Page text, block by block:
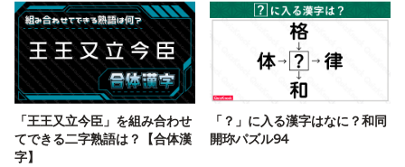
「王王又立今臣」を組み合わせ
てできる二字熟語は？【合体漢
字】
「？」に入る漢字はなに？和同
開珎パズル94